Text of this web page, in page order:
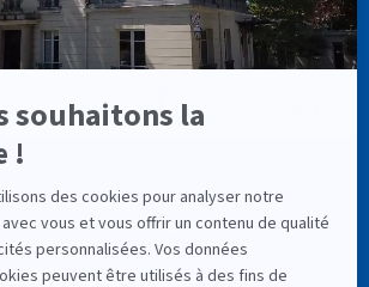
NOS RÉSEAUX SOCIAUX